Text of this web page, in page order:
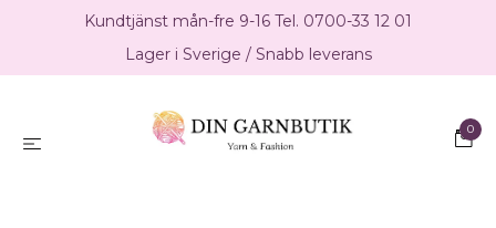
Kundtjänst mån-fre 9-16 Tel. 0700-33 12 01
Lager i Sverige / Snabb leverans
0